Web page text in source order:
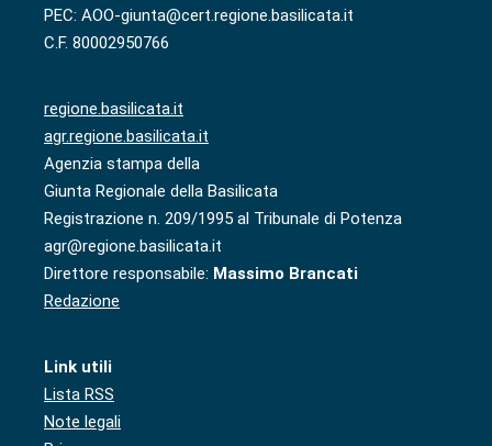
PEC: AOO-giunta@cert.regione.basilicata.it
C.F. 80002950766
regione.basilicata.it
agr.regione.basilicata.it
Agenzia stampa della
Giunta Regionale della Basilicata
Registrazione n. 209/1995 al Tribunale di Potenza
agr@regione.basilicata.it
Direttore responsabile: Massimo Brancati
Redazione
Link utili
Lista RSS
Note legali